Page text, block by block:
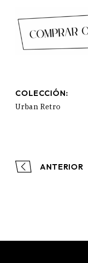
COLECCIÓN:
Urban Retro
ANTERIOR